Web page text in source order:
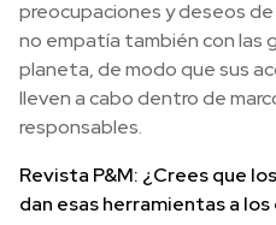
preocupaciones y deseos
no empatía también con las
planeta, de modo que sus
lleven a cabo dentro de
responsables.
Revista P&M: ¿Crees que
dan esas herramientas a